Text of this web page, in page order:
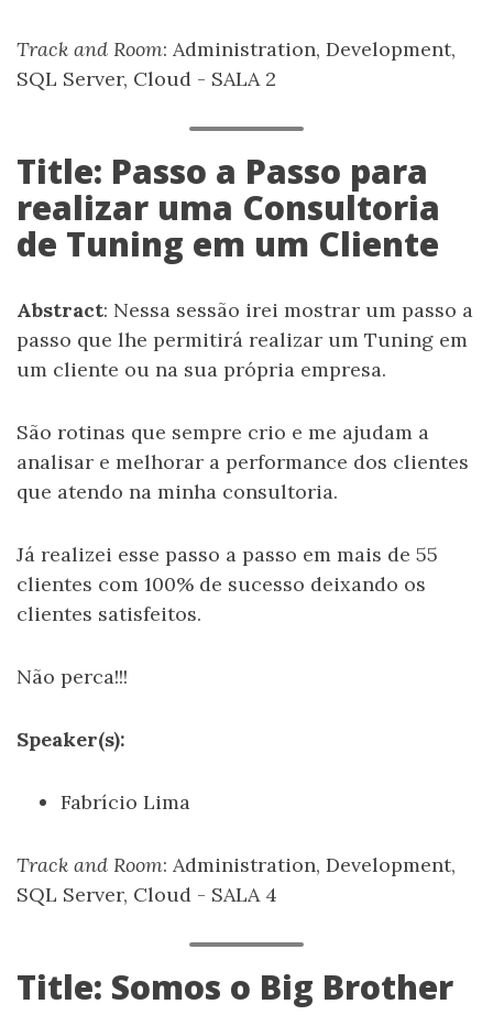
Track and Room: Administration, Development,
SQL Server, Cloud - SALA 2
Title: Passo a Passo para
realizar uma Consultoria
de Tuning em um Cliente
Abstract: Nessa sessão irei mostrar um passo a
passo que lhe permitirá realizar um Tuning em
um cliente ou na sua própria empresa.
São rotinas que sempre crio e me ajudam a
analisar e melhorar a performance dos clientes
que atendo na minha consultoria.
Já realizei esse passo a passo em mais de 55
clientes com 100% de sucesso deixando os
clientes satisfeitos.
Não perca!!!
Speaker(s):
Fabrício Lima
Track and Room: Administration, Development,
SQL Server, Cloud - SALA 4
Title: Somos o Big Brother